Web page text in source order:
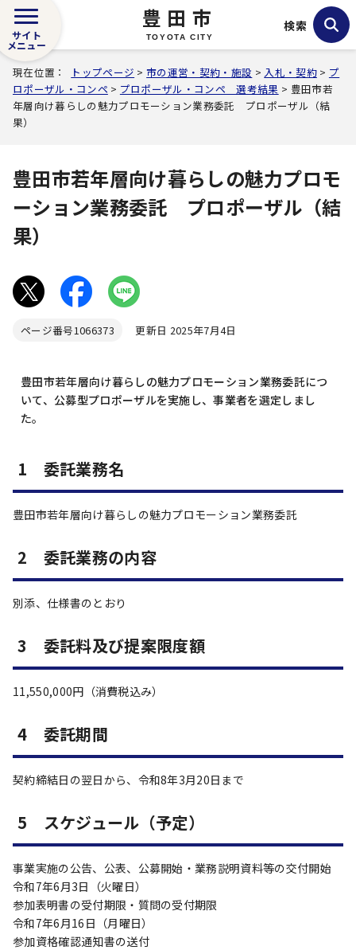
豊田市
TOYOTA CITY
サイト
メニュー
検索
現在位置： トップページ >市の運営・契約・施設 > 入札・契約> プ
ロポーザル・コンペ > プロポーザル・コンペ 選考結果 > 豊田市若
年層向け暮らしの魅力プロモーション業務委託 プロポーザル（結
果）
豊田市若年層向け暮らしの魅力プロモ
ーション業務委託 プロポーザル（結
果）
ページ番号1066373 更新日 2025年7月4日
豊田市若年層向け暮らしの魅力プロモーション業務委託につ
いて、公募型プロポーザルを実施し、事業者を選定しまし
た。
1 委託業務名
豊田市若年層向け暮らしの魅力プロモーション業務委託
2 委託業務の内容
別添、仕様書のとおり
3 委託料及び提案限度額
11,550,000円（消費税込み）
4 委託期間
契約締結日の翌日から、令和8年3月20日まで
5 スケジュール（予定）
事業実施の公告、公表、公募開始・業務説明資料等の交付開始
令和7年6月3日（火曜日）
参加表明書の受付期限・質問の受付期限
令和7年6月16日（月曜日）
参加資格確認通知書の送付